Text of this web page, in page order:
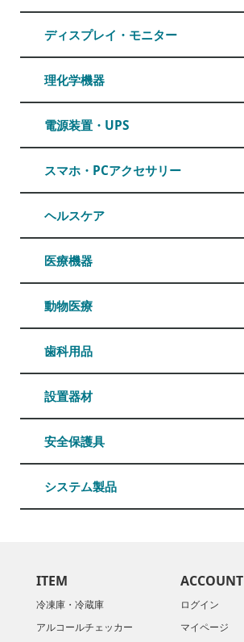
ディスプレイ・モニター
理化学機器
電源装置・UPS
スマホ・PCアクセサリー
ヘルスケア
医療機器
動物医療
歯科用品
設置器材
安全保護具
システム製品
ITEM
冷凍庫・冷蔵庫
アルコールチェッカー
ACCOUNT
ログイン
マイページ